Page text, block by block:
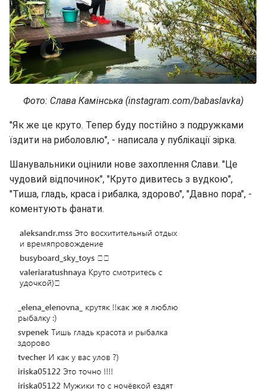
Фото: Слава Камінська (instagram.com/babaslavka)
"Як же це круто. Тепер буду постійно з подружками
їздити на риболовлю", - написала у публікації зірка.
Шанувальники оцінили нове захоплення Слави. "Це
чудовий відпочинок", "Круто дивитесь з вудкою",
"Тиша, гладь, краса і рибалка, здорово", "Давно пора", -
коментують фанати.